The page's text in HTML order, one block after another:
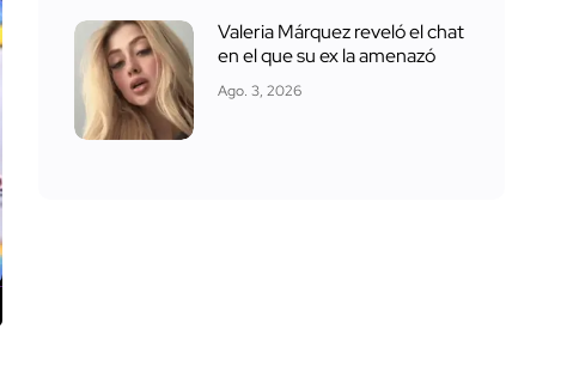
Valeria Márquez reveló el chat
en el que su ex la amenazó
Ago. 3, 2026